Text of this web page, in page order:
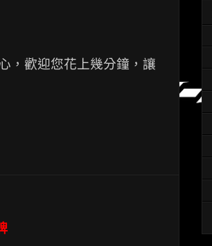
，歡迎您花上幾分鐘，讓